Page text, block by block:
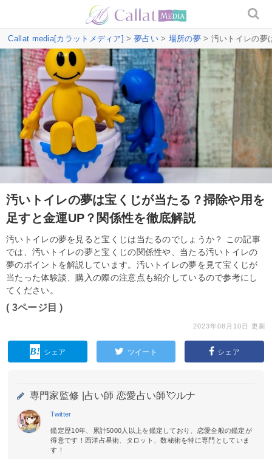
Callat media[カラットメディア] > 夢占い> 場所の夢> 汚いトイレの夢
汚いトイレの夢は宝くじが当たる？掃除や用を
足すと金運UP？関係性を徹底解説
汚いトイレの夢を見ると宝くじは当たるのでしょうか？ この記事
では、汚いトイレの夢と宝くじの関係性や、当たる汚いトイレの
夢のポイントを解説しています。汚いトイレの夢を見て宝くじが
当たった体験談、購入の際の注意点も紹介しているので参考にし
てください。
( 3ページ目 )
2023年08月10日 更新
シェア ツイート シェア
専門家監修 | 占い師 恋愛占い師💘ルナ
Twitter
鑑定歴10年、累計5000人以上を鑑定しており、恋愛全般の鑑定が
得意です！西洋占星術、タロット、数秘術を特に専門としていま
す！